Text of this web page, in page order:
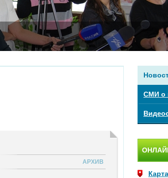
АРХИВ
СМИ о